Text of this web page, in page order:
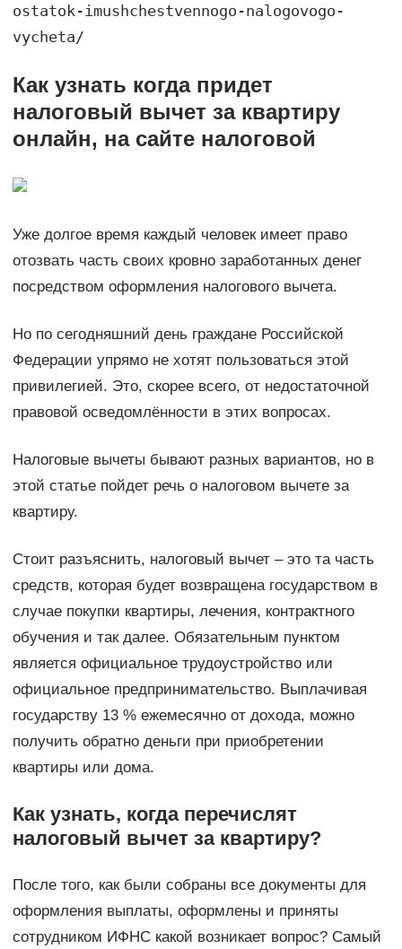
ostatok-imushchestvennogo-nalogovogo-
vycheta/
Как узнать когда придет
налоговый вычет за квартиру
онлайн, на сайте налоговой
Уже долгое время каждый человек имеет право
отозвать часть своих кровно заработанных денег
посредством оформления налогового вычета.
Но по сегодняшний день граждане Российской
Федерации упрямо не хотят пользоваться этой
привилегией. Это, скорее всего, от недостаточной
правовой осведомлённости в этих вопросах.
Налоговые вычеты бывают разных вариантов, но в
этой статье пойдет речь о налоговом вычете за
квартиру.
Стоит разъяснить, налоговый вычет – это та часть
средств, которая будет возвращена государством в
случае покупки квартиры, лечения, контрактного
обучения и так далее. Обязательным пунктом
является официальное трудоустройство или
официальное предпринимательство. Выплачивая
государству 13 % ежемесячно от дохода, можно
получить обратно деньги при приобретении
квартиры или дома.
Как узнать, когда перечислят
налоговый вычет за квартиру?
После того, как были собраны все документы для
оформления выплаты, оформлены и приняты
сотрудником ИФНС какой возникает вопрос? Самый